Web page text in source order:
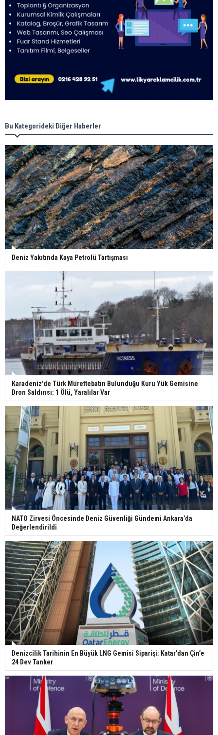
Bu Kategorideki Diğer Haberler
Deniz Yakıtında Kaya Petrolü Tartışması
Karadeniz'de Türk Mürettebatın Bulunduğu Kuru Yük Gemisine
Dron Saldırısı: 1 Ölü, Yaralılar Var
NATO Zirvesi Öncesinde Deniz Güvenliği Gündemi Ankara’da
Değerlendirildi
Denizcilik Tarihinin En Büyük LNG Gemisi Siparişi: Katar’dan Çin’e
24 Dev Tanker